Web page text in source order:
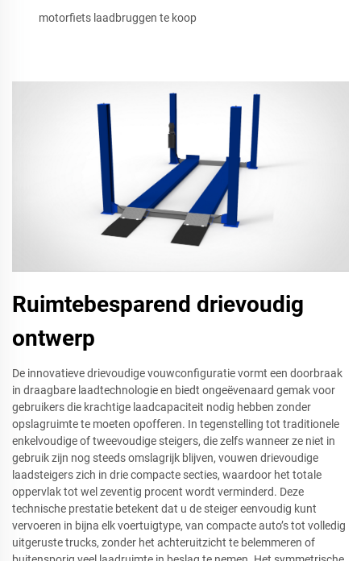
motorfiets laadbruggen te koop
Ruimtebesparend drievoudig
ontwerp
De innovatieve drievoudige vouwconfiguratie vormt een doorbraak
in draagbare laadtechnologie en biedt ongeëvenaard gemak voor
gebruikers die krachtige laadcapaciteit nodig hebben zonder
opslagruimte te moeten opofferen. In tegenstelling tot traditionele
enkelvoudige of tweevoudige steigers, die zelfs wanneer ze niet in
gebruik zijn nog steeds omslagrijk blijven, vouwen drievoudige
laadsteigers zich in drie compacte secties, waardoor het totale
oppervlak tot wel zeventig procent wordt verminderd. Deze
technische prestatie betekent dat u de steiger eenvoudig kunt
vervoeren in bijna elk voertuigtype, van compacte auto’s tot volledig
uitgeruste trucks, zonder het achteruitzicht te belemmeren of